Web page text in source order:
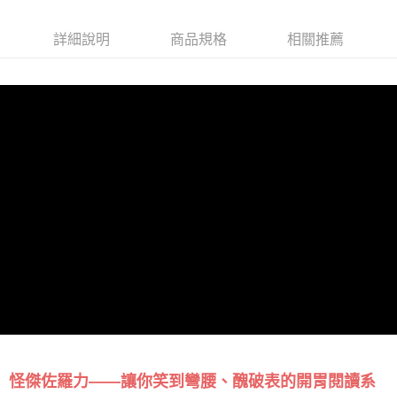
詳細說明 商品規格 相關推薦
怪傑佐羅力——讓你笑到彎腰、醜破表的開胃閱讀系